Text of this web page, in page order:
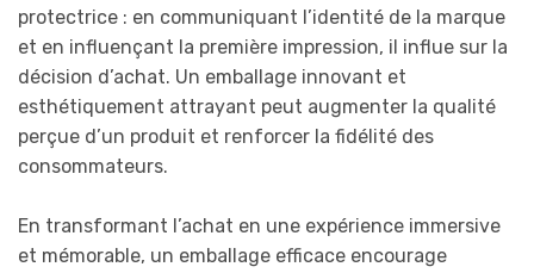
protectrice : en communiquant l’identité de la marque
et en influençant la première impression, il influe sur la
décision d’achat. Un emballage innovant et
esthétiquement attrayant peut augmenter la qualité
perçue d’un produit et renforcer la fidélité des
consommateurs.
En transformant l’achat en une expérience immersive
et mémorable, un emballage efficace encourage